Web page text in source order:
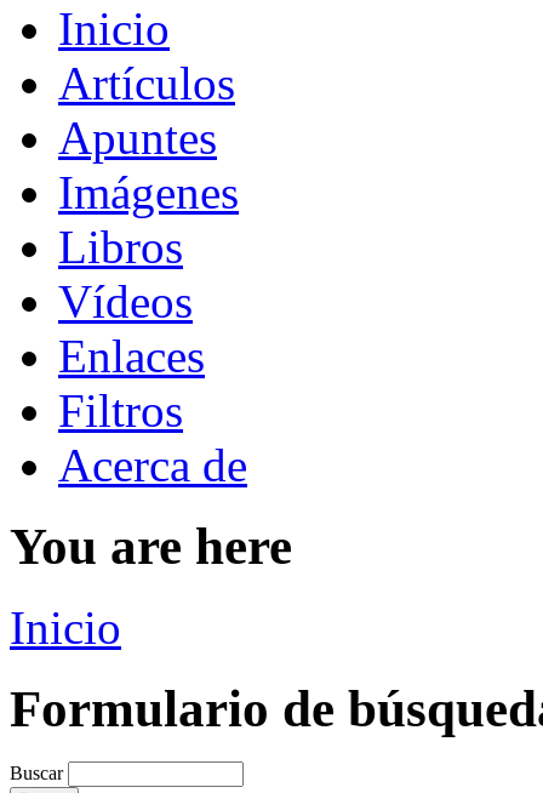
Inicio
Artículos
Apuntes
Imágenes
Libros
Vídeos
Enlaces
Filtros
Acerca de
You are here
Inicio
Formulario de
Buscar